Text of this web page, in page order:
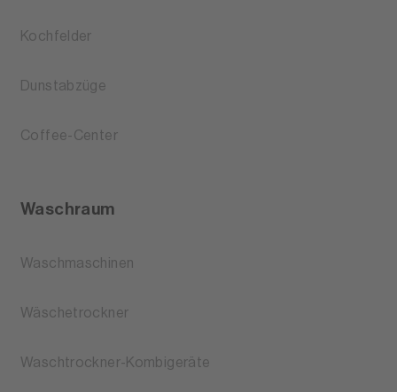
Kochfelder
Dunstabzüge
Coffee-Center
Waschraum
Waschmaschinen
Wäschetrockner
Waschtrockner-Kombigeräte